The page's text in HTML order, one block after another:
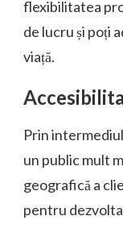
flexibilitatea
de lucru și poți
viață.
Prin
un public mult
geografică a
pentru